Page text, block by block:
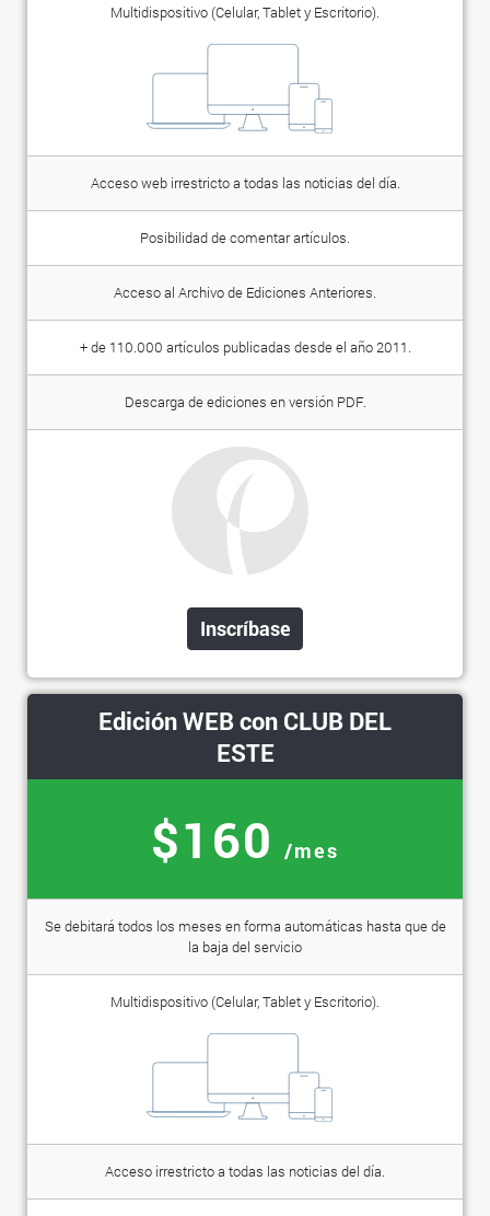
Multidispositivo (Celular, Tablet y Escritorio).
Acceso web irrestricto a todas las noticias del día.
Posibilidad de comentar artículos.
Acceso al Archivo de Ediciones Anteriores.
+ de 110.000 artículos publicadas desde el año 2011.
Descarga de ediciones en versión PDF.
Inscríbase
Edición WEB con CLUB DEL
ESTE
$160 /mes
Se debitará todos los meses en forma automáticas hasta que de
la baja del servicio
Multidispositivo (Celular, Tablet y Escritorio).
Acceso irrestricto a todas las noticias del día.